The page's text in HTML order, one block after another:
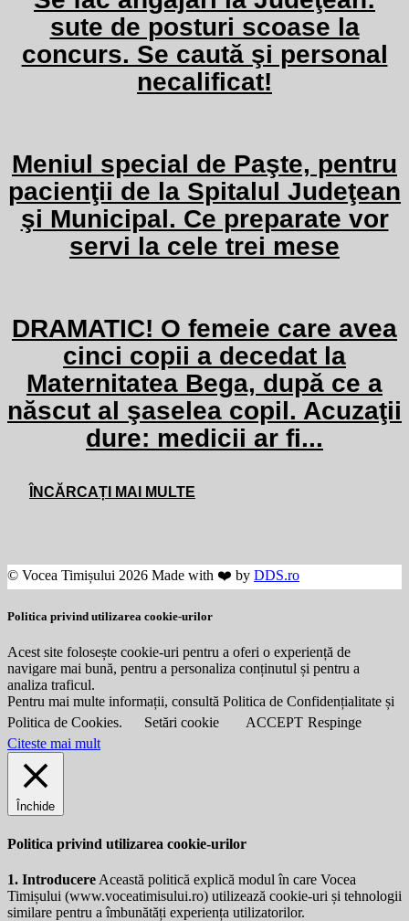
sute de posturi scoase la
concurs. Se caută şi personal
necalificat!
Meniul special de Paşte, pentru
pacienţii de la Spitalul Judeţean
şi Municipal. Ce preparate vor
servi la cele trei mese
DRAMATIC! O femeie care avea
cinci copii a decedat la
Maternitatea Bega, după ce a
născut al şaselea copil. Acuzaţii
dure: medicii ar fi...
ÎNCĂRCAȚI MAI MULTE
© Vocea Timișului 2026 Made with ❤️ by DDS.ro
Politica privind utilizarea cookie-urilor
Acest site folosește cookie-uri pentru a oferi o experiență de
navigare mai bună, pentru a personaliza conținutul și pentru a
analiza traficul.
Pentru mai multe informații, consultă Politica de Confidențialitate și
Politica de Cookies.
Setări cookie ACCEPT Respinge
Citeste mai mult
Închide
Politica privind utilizarea cookie-urilor
1. Introducere Această politică explică modul în care Vocea
Timișului (www.voceatimisului.ro) utilizează cookie-uri și tehnologii
similare pentru a îmbunătăți experiența utilizatorilor.